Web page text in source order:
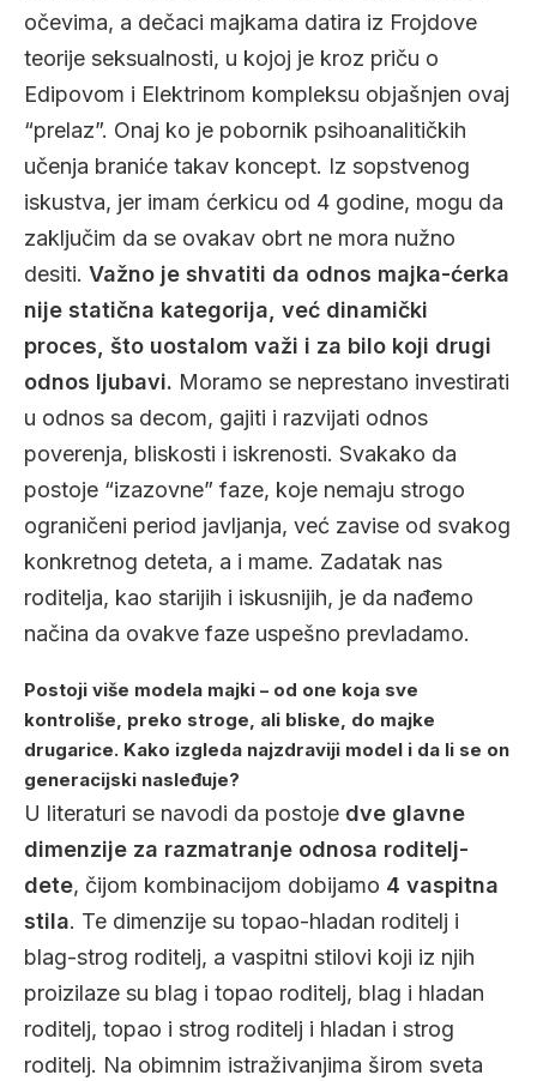
očevima, a dečaci majkama datira iz Frojdove
teorije seksualnosti, u kojoj je kroz priču o
Edipovom i Elektrinom kompleksu objašnjen ovaj
“prelaz”. Onaj ko je pobornik psihoanalitičkih
učenja braniće takav koncept. Iz sopstvenog
iskustva, jer imam ćerkicu od 4 godine, mogu da
zaključim da se ovakav obrt ne mora nužno
desiti. Važno je shvatiti da odnos majka-ćerka
nije statična kategorija, već dinamički
proces, što uostalom važi i za bilo koji drugi
odnos ljubavi. Moramo se neprestano investirati
u odnos sa decom, gajiti i razvijati odnos
poverenja, bliskosti i iskrenosti. Svakako da
postoje “izazovne” faze, koje nemaju strogo
ograničeni period javljanja, već zavise od svakog
konkretnog deteta, a i mame. Zadatak nas
roditelja, kao starijih i iskusnijih, je da nađemo
načina da ovakve faze uspešno prevladamo.
Postoji više modela majki – od one koja sve
kontroliše, preko stroge, ali bliske, do majke
drugarice. Kako izgleda najzdraviji model i da li se on
generacijski nasleđuje?
U literaturi se navodi da postoje dve glavne
dimenzije za razmatranje odnosa roditelj-
dete, čijom kombinacijom dobijamo 4 vaspitna
stila. Te dimenzije su topao-hladan roditelj i
blag-strog roditelj, a vaspitni stilovi koji iz njih
proizilaze su blag i topao roditelj, blag i hladan
roditelj, topao i strog roditelj i hladan i strog
roditelj. Na obimnim istraživanjima širom sveta